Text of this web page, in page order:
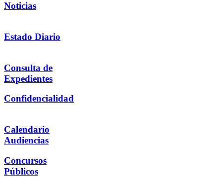
Noticias
Estado Diario
Consulta de
Expedientes
Confidencialidad
Calendario
Audiencias
Concursos
Públicos